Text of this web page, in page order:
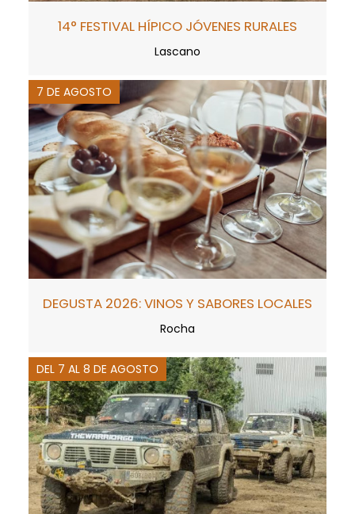
14° FESTIVAL HÍPICO JÓVENES RURALES
Lascano
7 DE AGOSTO
DEGUSTA 2026: VINOS Y SABORES LOCALES
Rocha
DEL 7 AL 8 DE AGOSTO